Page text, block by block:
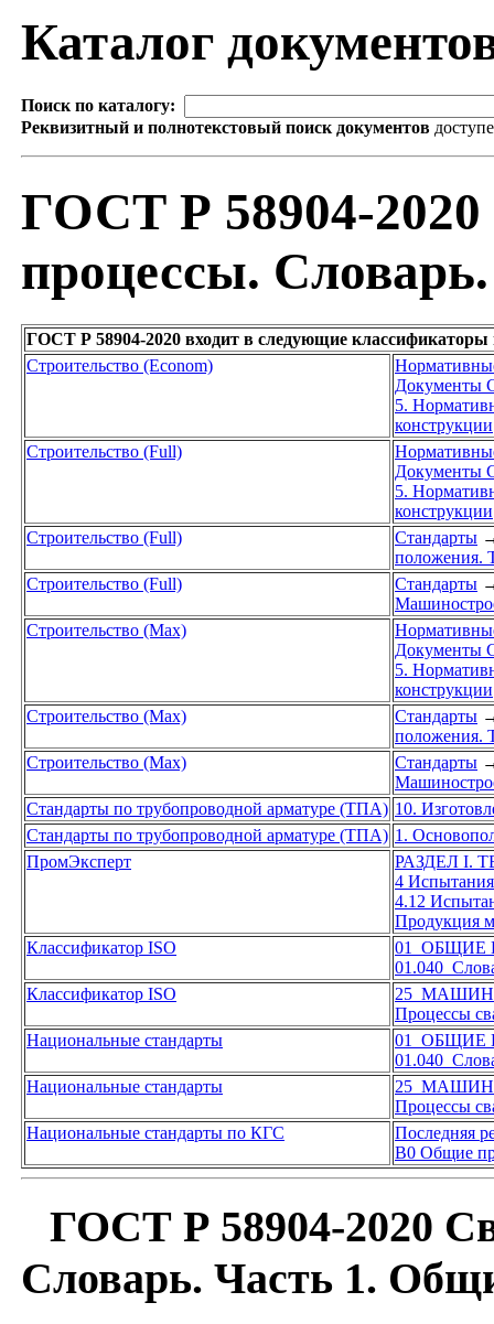
Каталог
Поиск по каталогу:
Реквизитный и полнотекстовый поиск документов
ГОСТ Р 58904-2020
процессы.
ГОСТ Р 58904-2020 входит в следующие классификаторы
Строительство (Econom)
Документы
5.
конструкции
Строительство (Full)
Документы
5.
конструкции
Строительство (Full)
Стандарты
положения.
Строительство (Full)
Стандарты
Строительство (Max)
Документы
5.
конструкции
Строительство (Max)
Стандарты
положения.
Строительство (Max)
Стандарты
Стандарты по трубопроводной арматуре (ТПА) 10.
Стандарты по трубопроводной арматуре (ТПА) 1.
ПромЭксперт
РАЗДЕЛ I.
4
4.12
Продукция
Классификатор ISO
01 ОБЩИЕ
01.040
Классификатор ISO
25
Процессы
Национальные стандарты
01 ОБЩИЕ
01.040
Национальные стандарты
25
Процессы
Национальные стандарты по КГС
Последняя
В0 Общие
ГОСТ Р 58904-2020
Словарь. Часть 1.